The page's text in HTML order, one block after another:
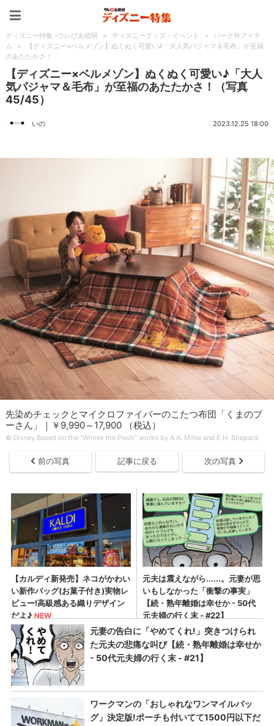
ディズニー特集 -ウレぴあ総研 > ディズニーグッズ・イベント >
パーク外アイテ
ム
>
【ディズニー×ベルメゾン】ぬくぬく可愛い♪「大人気パジャマ＆毛布」が至福
のあたたかさ！
【ディズニー×ベルメゾン】ぬくぬく可愛い♪「大人
気パジャマ＆毛布」が至福のあたたかさ！（写真
45/45）
いの 2023.12.25 18:00
先染めチェックとマイクロファイバーのこたつ布団「くまのプ
ーさん」｜￥9,990～17,900 （税込）
© Disney.Based on the “Winnie the Pooh” works by A.A. Milne and E.H. Shepard.
前の写真 記事に戻る 次の写真